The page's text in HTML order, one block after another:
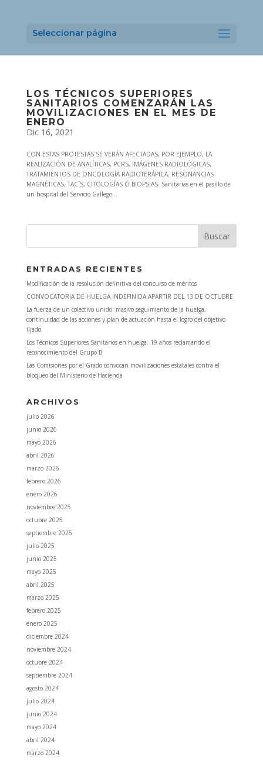
Seleccionar página
LOS TÉCNICOS SUPERIORES
SANITARIOS COMENZARÁN LAS
MOVILIZACIONES EN EL MES DE
ENERO
Dic 16, 2021
CON ESTAS PROTESTAS SE VERÁN AFECTADAS, POR EJEMPLO, LA
REALIZACIÓN DE ANALÍTICAS, PCRS, IMÁGENES RADIOLÓGICAS,
TRATAMIENTOS DE ONCOLOGÍA RADIOTERÁPICA, RESONANCIAS
MAGNÉTICAS, TAC´S, CITOLOGÍAS O BIOPSIAS. Sanitarias en el pasillo de
un hospital del Servicio Gallego...
ENTRADAS RECIENTES
Modificación de la resolución definitiva del concurso de méritos
CONVOCATORIA DE HUELGA INDEFINIDA APARTIR DEL 13 DE OCTUBRE
La fuerza de un colectivo unido: masivo seguimiento de la huelga,
continuidad de las acciones y plan de actuación hasta el logro del objetivo
fijado
Los Técnicos Superiores Sanitarios en huelga: 19 años reclamando el
reconocimiento del Grupo B
Las Comisiones por el Grado convocan movilizaciones estatales contra el
bloqueo del Ministerio de Hacienda
ARCHIVOS
julio 2026
junio 2026
mayo 2026
abril 2026
marzo 2026
febrero 2026
enero 2026
noviembre 2025
octubre 2025
septiembre 2025
julio 2025
junio 2025
mayo 2025
abril 2025
marzo 2025
febrero 2025
enero 2025
diciembre 2024
noviembre 2024
octubre 2024
septiembre 2024
agosto 2024
julio 2024
junio 2024
mayo 2024
abril 2024
marzo 2024